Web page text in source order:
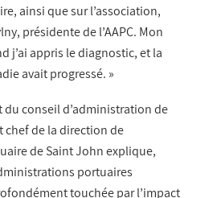
ainsi que sur l’association,
présidente de l’AAPC. Mon
j’ai appris le diagnostic, et la
avait progressé. »
conseil d’administration de
chef de la direction de
de Saint John explique,
portuaires
touchée par l’impact